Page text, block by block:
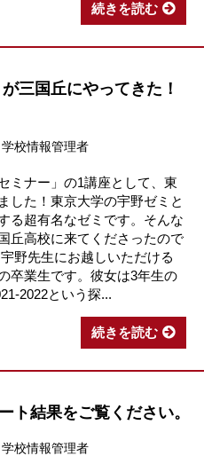
続きを読む
三国丘にやってきた！
校情報管理者
ミナー」の1講座として、東
した！東京大学の宇野ゼミと
る超有名なゼミです。そんな
丘高校に来てくださったので
野先生にお越しいただける
卒業生です。彼女は3年生の
2022という探...
続きを読む
ト結果をご覧ください。
校情報管理者